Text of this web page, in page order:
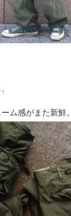
ム感がまた新鮮。